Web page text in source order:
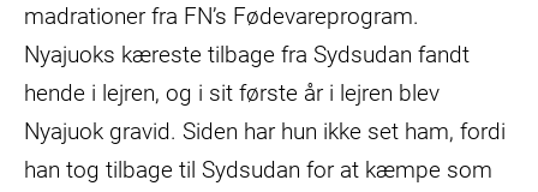
madrationer fra FN’s Fødevareprogram.
Nyajuoks kæreste tilbage fra Sydsudan fandt
hende i lejren, og i sit første år i lejren blev
Nyajuok gravid. Siden har hun ikke set ham, fordi
han tog tilbage til Sydsudan for at kæmpe som